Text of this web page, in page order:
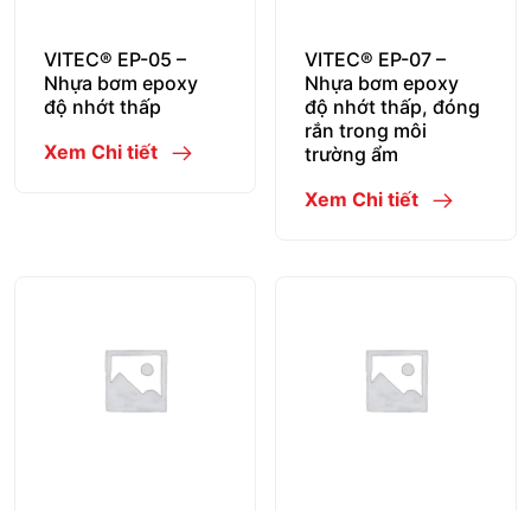
VITEC® EP-05 –
Nhựa bơm epoxy
độ nhớt thấp
Xem Chi tiết
VITEC® EP-07 –
Nhựa bơm epoxy
độ nhớt thấp, đóng
rắn trong môi
trường ẩm
Xem Chi tiết